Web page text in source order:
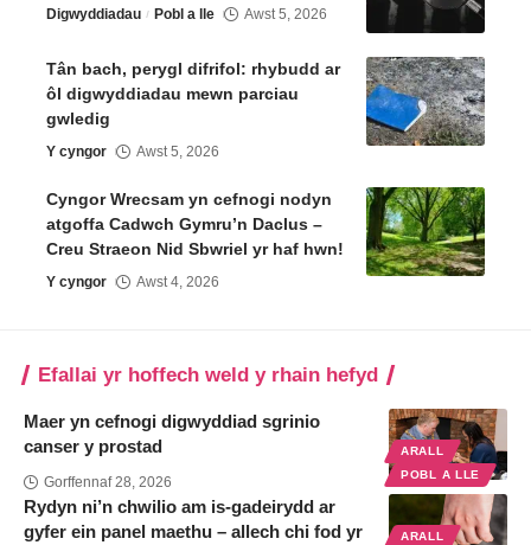
Digwyddiadau Pobl a lle Awst 5, 2026
Tân bach, perygl difrifol: rhybudd ar
ôl digwyddiadau mewn parciau
gwledig
Y cyngor Awst 5, 2026
Cyngor Wrecsam yn cefnogi nodyn
atgoffa Cadwch Gymru’n Daclus –
Creu Straeon Nid Sbwriel yr haf hwn!
Y cyngor Awst 4, 2026
Efallai yr hoffech weld y rhain hefyd
ARALL
POBL A LLE
Maer yn cefnogi digwyddiad sgrinio
canser y prostad
Gorffennaf 28, 2026
ARALL
Rydyn ni’n chwilio am is-gadeirydd ar
gyfer ein panel maethu – allech chi fod yr